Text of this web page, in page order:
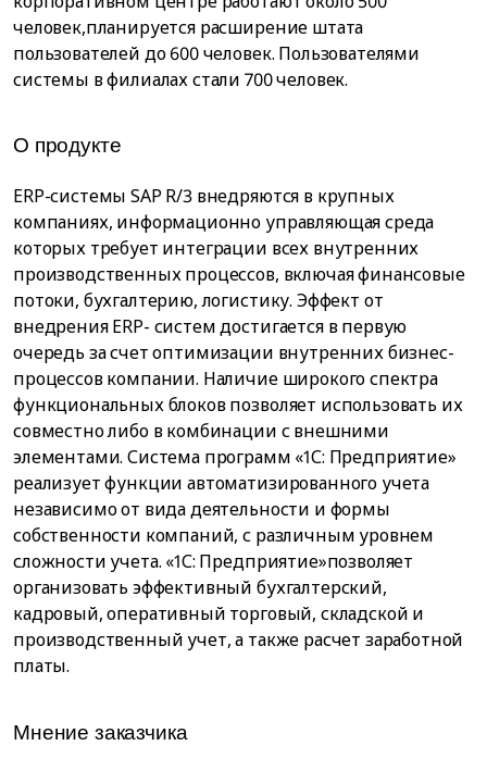
человек,планируется расширение штата
пользователей до 600 человек. Пользователями
системы в филиалах стали 700 человек.
О продукте
ERP-системы SAP R/3 внедряются в крупных
компаниях, информационно управляющая среда
которых требует интеграции всех внутренних
производственных процессов, включая финансовые
потоки, бухгалтерию, логистику. Эффект от
внедрения ERP- систем достигается в первую
очередь за счет оптимизации внутренних бизнес-
процессов компании. Наличие широкого спектра
функциональных блоков позволяет использовать их
совместно либо в комбинации с внешними
элементами. Система программ «1С: Предприятие»
реализует функции автоматизированного учета
независимо от вида деятельности и формы
собственности компаний, с различным уровнем
сложности учета. «1С: Предприятие»позволяет
организовать эффективный бухгалтерский,
кадровый, оперативный торговый, складской и
производственный учет, а также расчет заработной
платы.
Мнение заказчика